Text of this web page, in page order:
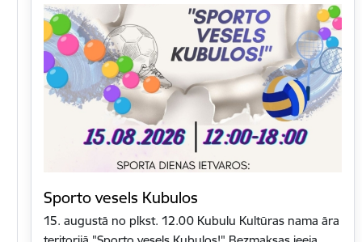
Sporto vesels Kubulos
15. augustā no plkst. 12.00 Kubulu Kultūras nama āra